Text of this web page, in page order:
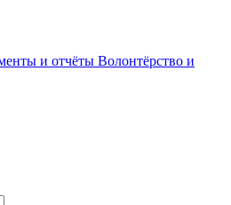
и отчёты Волонтёрство и